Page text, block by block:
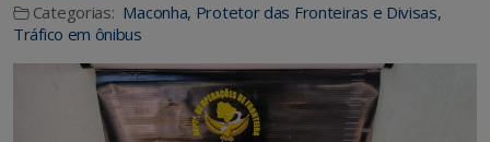
Categorias: Maconha, Protetor das Fronteiras e Divisas,
Tráfico em ônibus